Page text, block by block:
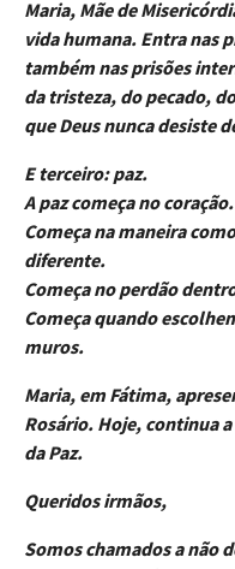
Maria, Mãe de
vida humana. Entra nas
também nas prisões
da tristeza, do pecado,
que Deus nunca desiste
E terceiro: paz.
A paz começa no coração.
Começa na maneira
diferente.
Começa no perdão
Começa quando
muros.
Maria, em Fátima,
Rosário. Hoje, continua
da Paz.
Queridos irmãos,
Somos chamados a não